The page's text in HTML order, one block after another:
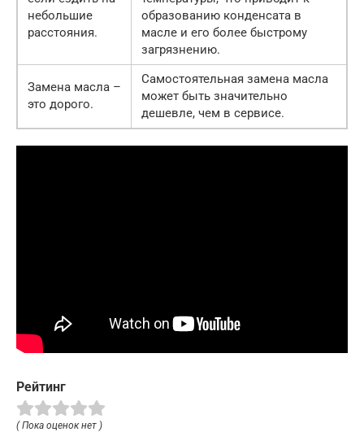
небольшие
расстояния.
образованию конденсата в
масле и его более быстрому
загрязнению.
Замена масла –
это дорого.
Самостоятельная замена масла
может быть значительно
дешевле, чем в сервисе.
Рейтинг
( Пока оценок нет )